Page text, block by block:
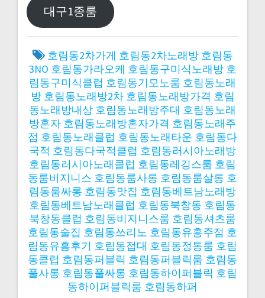
대구1종룸
호림동2차가게 호림동2차노래방 호림동
3NO 호림동가라오케 호림동구미식노래방 호
림동구미식클럽 호림동기모노룸 호림동노래
방 호림동노래방2차 호림동노래방가격 호림
동노래방내상 호림동노래방주대 호림동노래
방혼자 호림동노래방혼자가격 호림동노래주
점 호림동노래클럽 호림동노래타운 호림동다
국적 호림동다국적클럽 호림동러시아노래방
호림동러시아노래클럽 호림동레깅스룸 호림
동룸비지니스 호림동룸사롱 호림동룸살롱 호
림동룸싸롱 호림동맛집 호림동베트남노래방
호림동베트남노래클럽 호림동북창동 호림동
북창동클럽 호림동비지니스룸 호림동셔츠룸
호림동술집 호림동쓰리노 호림동유흥주점 호
림동유흥후기 호림동접대 호림동정통룸 호림
동클럽 호림동퍼블릭 호림동퍼블릭룸 호림동
풀사롱 호림동풀싸롱 호림동하이퍼블릭 호림
동하이퍼블릭룸 호림동하퍼